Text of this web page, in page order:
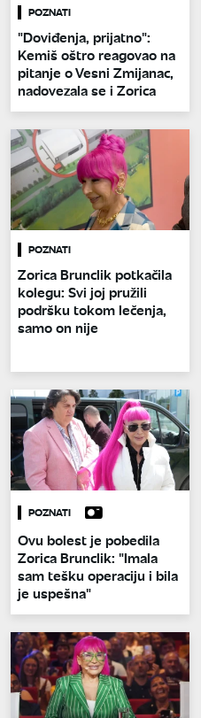
POZNATI
"Doviđenja, prijatno":
Kemiš oštro reagovao na
pitanje o Vesni Zmijanac,
nadovezala se i Zorica
POZNATI
Zorica Brunclik potkačila
kolegu: Svi joj pružili
podršku tokom lečenja,
samo on nije
POZNATI
Ovu bolest je pobedila
Zorica Brunclik: "Imala
sam tešku operaciju i bila
je uspešna"